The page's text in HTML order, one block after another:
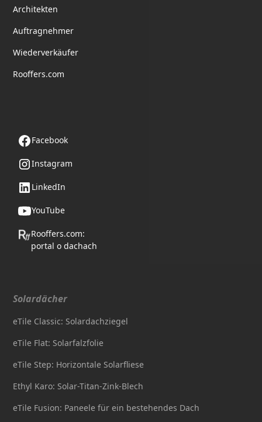
Architekten
Auftragnehmer
Wiederverkäufer
Rooffers.com
Facebook
Instagram
LinkedIn
YouTube
Rooffers.com:
portal o dachach
Solardächer
eTile Classic: Solardachziegel
eTile Flat: Solarfalzfolie
eTile Step: Horizontale Solarfliese
Ethyl Karo: Solar-Titan-Zink-Blech
eTile Fusion: Paneele für ein bestehendes Dach